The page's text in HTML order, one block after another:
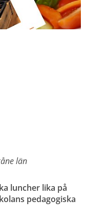
län
luncher lika på
pedagogiska